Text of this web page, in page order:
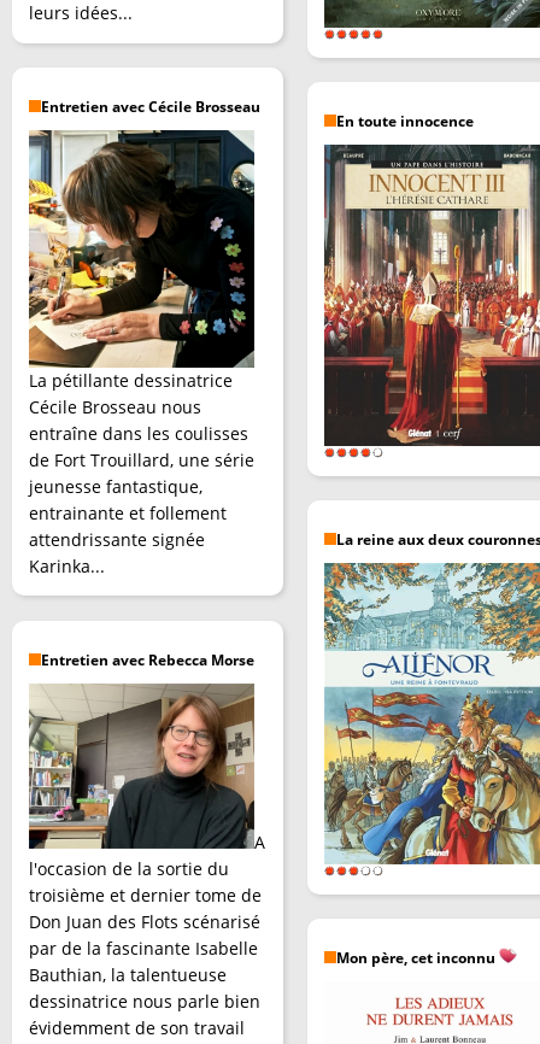
leurs idées...
Entretien avec Cécile Brosseau
La pétillante dessinatrice
Cécile Brosseau nous
entraîne dans les coulisses
de Fort Trouillard, une série
jeunesse fantastique,
entrainante et follement
attendrissante signée
Karinka...
Entretien avec Rebecca Morse
A
l'occasion de la sortie du
troisième et dernier tome de
Don Juan des Flots scénarisé
par de la fascinante Isabelle
Bauthian, la talentueuse
dessinatrice nous parle bien
évidemment de son travail
En toute innocence
La reine aux deux
Mon père, cet inconnu